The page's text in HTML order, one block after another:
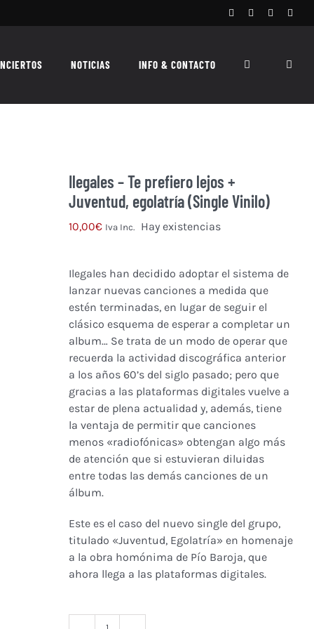
FacebookInstagram
NOTICIAS INFO & CONTACTO
Ilegales – Te prefiero lejos +
Juventud, egolatría (Single Vinilo)
10,00€ Iva Inc. Hay existencias
Ilegales han decidido adoptar el sistema de
lanzar nuevas canciones a medida que
estén terminadas, en lugar de seguir el
clásico esquema de esperar a completar un
album… Se trata de un modo de operar que
recuerda la actividad discográfica anterior
a los años 60’s del siglo pasado; pero que
gracias a las plataformas digitales vuelve a
estar de plena actualidad y, además, tiene
la ventaja de permitir que canciones
menos «radiofónicas» obtengan algo más
de atención que si estuvieran diluidas
entre todas las demás canciones de un
álbum.
Este es el caso del nuevo single del grupo,
titulado «Juventud, Egolatría» en homenaje
a la obra homónima de Pío Baroja, que
ahora llega a las plataformas digitales.